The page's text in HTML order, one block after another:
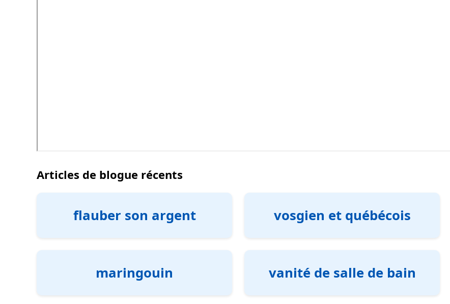
Articles de blogue récents
flauber son argent vosgien et québécois
maringouin vanité de salle de bain